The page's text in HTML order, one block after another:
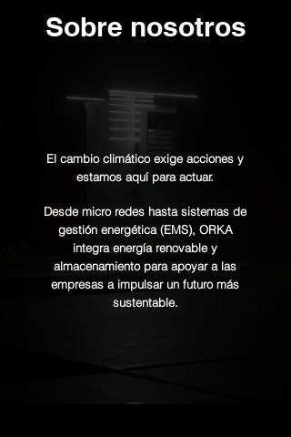
Sobre nosotros
El cambio climático exige acciones y
estamos aquí para actuar.
Desde micro redes hasta sistemas de
gestión energética (EMS), ORKA
integra energía renovable y
almacenamiento para apoyar a las
empresas a impulsar un futuro más
sustentable.